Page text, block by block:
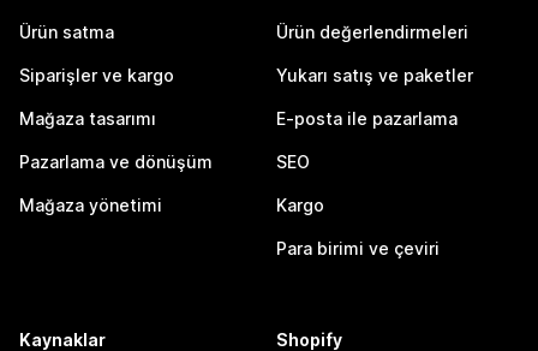
Ürün satma
Siparişler ve kargo
Mağaza tasarımı
Pazarlama ve dönüşüm
Mağaza yönetimi
Ürün değerlendirmeleri
Yukarı satış ve paketler
E-posta ile pazarlama
SEO
Kargo
Para birimi ve çeviri
Kaynaklar Shopify